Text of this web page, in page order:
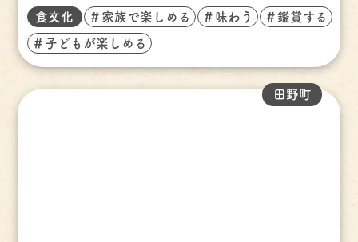
食文化 ＃家族で楽しめる ＃味わう ＃鑑賞する
＃子どもが楽しめる
田野町